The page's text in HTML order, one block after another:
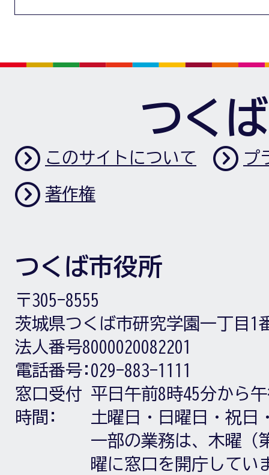
つく
このサイトについて プ
著作権
つくば市役所
〒305-8555
茨城県つくば市研究学園一丁目1
法人番号8000020082201
電話番号: 029-883-1111
窓口受付
時間:
平日午前8時45分から
土曜日・日曜日・祝日
一部の業務は、木曜（
曜に窓口を開庁してい